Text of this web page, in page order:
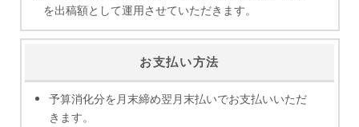
を出稿額として運用させていただきます。
お支払い方法
予算消化分を月末締め翌月末払いでお支払いいただ
きます。